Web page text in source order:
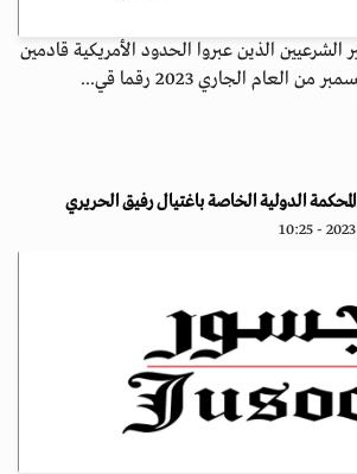
الذين عبروا الحدود الأمريكية قادمين
الجاري 2023 رقما قي...
الدولية الخاصة باغتيال رفيق الحريري